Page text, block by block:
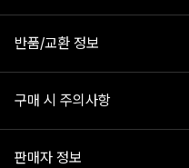
반품/교환 정보
구매 시 주의사항
판매자 정보